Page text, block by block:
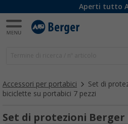
Aperti tutto
Accessori per portabici
Set di
biciclette su portabici 7 pezzi
Set di protezioni